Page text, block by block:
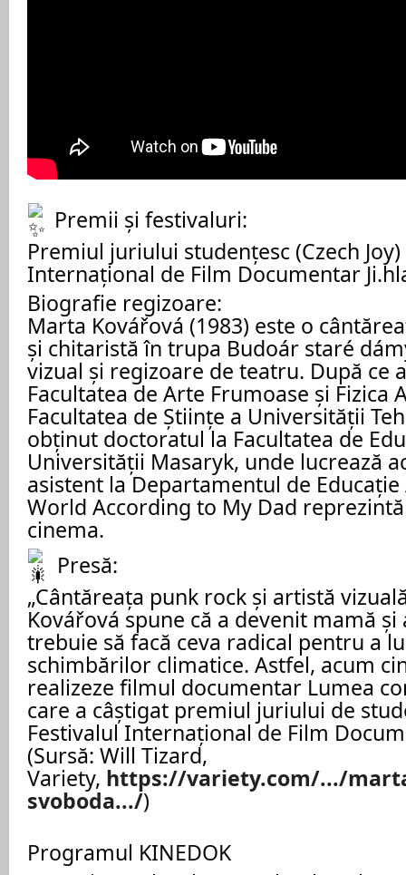
Premii și festivaluri:
Premiul juriului studențesc (Czech
Internațional de Film Documentar
Biografie regizoare:
Marta Kovářová (1983) este o
și chitaristă în trupa Budoár staré
vizual și regizoare de teatru. După ce
Facultatea de Arte Frumoase și Fizica
Facultatea de Științe a Universității
obținut doctoratul la Facultatea de
Universității Masaryk, unde lucrează
asistent la Departamentul de
World According to My Dad
cinema.
Presă:
„Cântăreața punk rock și artistă
Kovářová spune că a devenit mamă și
trebuie să facă ceva radical pentru a
schimbărilor climatice. Astfel, acum
realizeze filmul documentar Lumea
care a câștigat premiul juriului de
Festivalul Internațional de Film
(Sursă: Will Tizard,
Variety, https://variety.com/.../
svoboda.../)
Programul KINEDOK